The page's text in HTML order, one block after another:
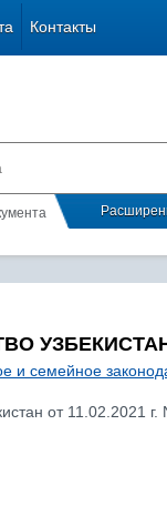
Контакты
и семейное
от